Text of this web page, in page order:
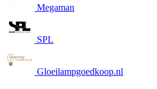
Megaman
SPL
Gloeilampgoedkoop.nl